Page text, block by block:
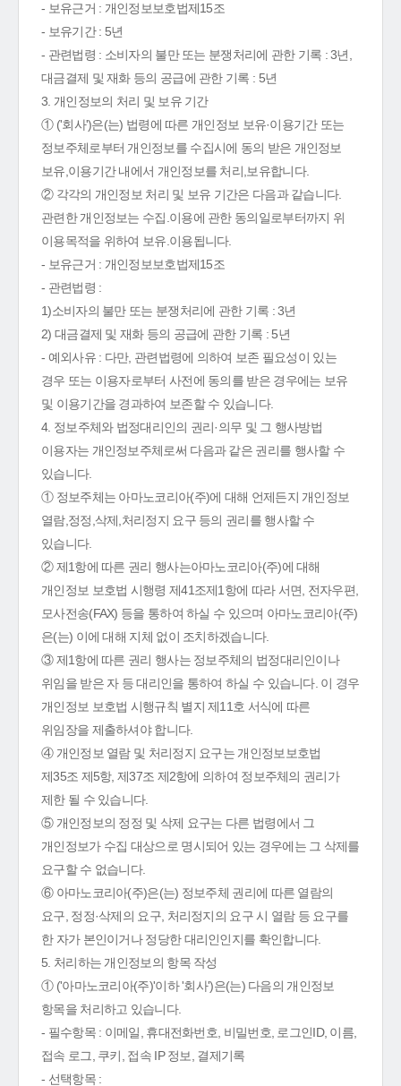
- 보유근거 : 개인정보보호법제15조
- 보유기간 : 5년
- 관련법령 : 소비자의 불만 또는 분쟁처리에 관한 기록 : 3년,
대금결제 및 재화 등의 공급에 관한 기록 : 5년
3. 개인정보의 처리 및 보유 기간
① ('회사')은(는) 법령에 따른 개인정보 보유·이용기간 또는
정보주체로부터 개인정보를 수집시에 동의 받은 개인정보
보유,이용기간 내에서 개인정보를 처리,보유합니다.
② 각각의 개인정보 처리 및 보유 기간은 다음과 같습니다.
관련한 개인정보는 수집.이용에 관한 동의일로부터까지 위
이용목적을 위하여 보유.이용됩니다.
- 보유근거 : 개인정보보호법제15조
- 관련법령 :
1)소비자의 불만 또는 분쟁처리에 관한 기록 : 3년
2) 대금결제 및 재화 등의 공급에 관한 기록 : 5년
- 예외사유 : 다만, 관련법령에 의하여 보존 필요성이 있는
경우 또는 이용자로부터 사전에 동의를 받은 경우에는 보유
및 이용기간을 경과하여 보존할 수 있습니다.
4. 정보주체와 법정대리인의 권리·의무 및 그 행사방법
이용자는 개인정보주체로써 다음과 같은 권리를 행사할 수
있습니다.
① 정보주체는 아마노코리아(주)에 대해 언제든지 개인정보
열람,정정,삭제,처리정지 요구 등의 권리를 행사할 수
있습니다.
② 제1항에 따른 권리 행사는아마노코리아(주)에 대해
개인정보 보호법 시행령 제41조제1항에 따라 서면, 전자우편,
모사전송(FAX) 등을 통하여 하실 수 있으며 아마노코리아(주)
은(는) 이에 대해 지체 없이 조치하겠습니다.
③ 제1항에 따른 권리 행사는 정보주체의 법정대리인이나
위임을 받은 자 등 대리인을 통하여 하실 수 있습니다. 이 경우
개인정보 보호법 시행규칙 별지 제11호 서식에 따른
위임장을 제출하셔야 합니다.
④ 개인정보 열람 및 처리정지 요구는 개인정보보호법
제35조 제5항, 제37조 제2항에 의하여 정보주체의 권리가
제한 될 수 있습니다.
⑤ 개인정보의 정정 및 삭제 요구는 다른 법령에서 그
개인정보가 수집 대상으로 명시되어 있는 경우에는 그 삭제를
요구할 수 없습니다.
⑥ 아마노코리아(주)은(는) 정보주체 권리에 따른 열람의
요구, 정정·삭제의 요구, 처리정지의 요구 시 열람 등 요구를
한 자가 본인이거나 정당한 대리인인지를 확인합니다.
5. 처리하는 개인정보의 항목 작성
① ('아마노코리아(주)'이하 '회사')은(는) 다음의 개인정보
항목을 처리하고 있습니다.
- 필수항목 : 이메일, 휴대전화번호, 비밀번호, 로그인ID, 이름,
접속 로그, 쿠키, 접속 IP 정보, 결제기록
- 선택항목 :